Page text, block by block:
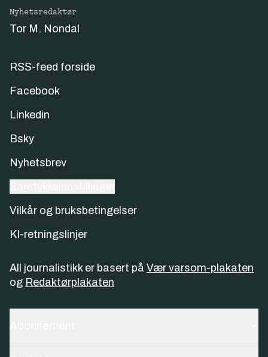
Nyhetsredaktør
Tor M. Nondal
RSS-feed forside
Facebook
Linkedin
Bsky
Nyhetsbrev
Vilkår og bruksbetingelser
KI-retningslinjer
All journalistikk er basert på Vær varsom-plakaten
og Redaktørplakaten